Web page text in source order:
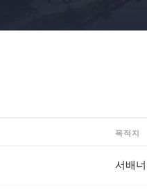
목적지
서배너